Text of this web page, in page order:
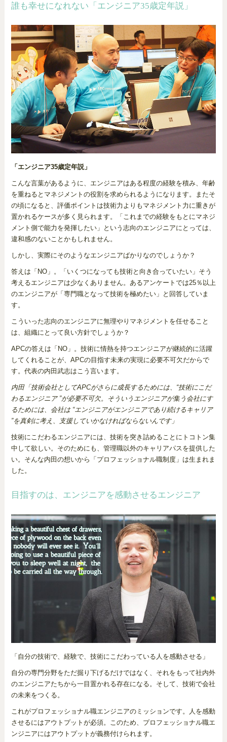
誰も幸せになれない「エンジニア35歳定年説」
「エンジニア35歳定年説」
こんな言葉があるように、エンジニアはある程度の経験を積み、年齢
を重ねるとマネジメントの役割を求められるようになります。またそ
の頃になると、評価ポイントは技術力よりもマネジメント力に重きが
置かれるケースが多く見られます。「これまでの経験をもとにマネジ
メント側で能力を発揮したい」という志向のエンジニアにとっては、
違和感のないことかもしれません。
しかし、実際にそのようなエンジニアばかりなのでしょうか？
答えは「NO」。「いくつになっても技術と向き合っていたい」そう
考えるエンジニアは少なくありません。あるアンケートでは25％以上
のエンジニアが「専門職となって技術を極めたい」と回答していま
す。
こういった志向のエンジニアに無理やりマネジメントを任せること
は、組織にとって良い方針でしょうか？
APCの答えは「NO」。技術に情熱を持つエンジニアが継続的に活躍
してくれることが、APCの目指す未来の実現に必要不可欠だからで
す。代表の内田武志はこう言います。
内田「技術会社としてAPCがさらに成長するためには、“技術にこだ
わるエンジニア ”が必要不可欠。そういうエンジニアが集う会社にす
るためには、会社は “エンジニアがエンジニアであり続けるキャリア
”を真剣に考え、支援していかなければならないんです」
技術にこだわるエンジニアには、技術を突き詰めることにトコトン集
中して欲しい。そのためにも、管理職以外のキャリアパスを提供した
い。そんな内田の想いから「プロフェッショナル職制度」は生まれま
した。
目指すのは、エンジニアを感動させるエンジニア
「自分の技術で、経験で、技術にこだわっている人を感動させる」
自分の専門分野をただ掘り下げるだけではなく、それをもって社内外
のエンジニアたちから一目置かれる存在になる。そして、技術で会社
の未来をつくる。
これがプロフェッショナル職エンジニアのミッションです。人を感動
させるにはアウトプットが必須。このため、プロフェッショナル職エ
ンジニアにはアウトプットが義務付けられます。